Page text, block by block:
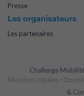
Presse
Les organisateurs
Les partenaires
Challenge
Mentions légales -
&